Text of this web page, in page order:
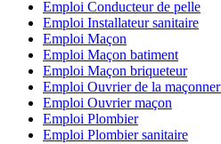
Emploi Conducteur de pelle
Emploi Installateur sanitaire
Emploi Maçon
Emploi Maçon batiment
Emploi Maçon briqueteur
Emploi Ouvrier de la
Emploi Ouvrier maçon
Emploi Plombier
Emploi Plombier sanitaire